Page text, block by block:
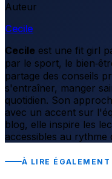
Auteur
Cecile
Cecile est une fit girl
par le sport, le
partage des conseils
s'entraîner, manger
quotidien. Son
avec un accent sur
blog, elle inspire les
accessibles au rythme
À LIRE ÉGALEMENT